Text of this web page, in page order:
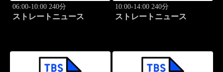
06:00-10:00 240分
ストレートニュース
10:00-14:00 240分
ストレートニュース